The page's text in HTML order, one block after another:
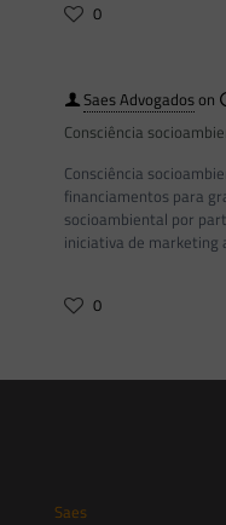
0
Saes Advogadoson
Consciência
Consciência
financiamentos para
socioambiental por
iniciativa de marketing
0
Saes